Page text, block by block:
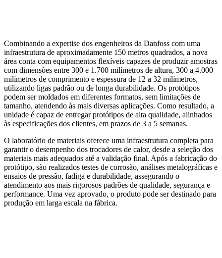
Combinando a expertise dos engenheiros da Danfoss com uma
infraestrutura de aproximadamente 150 metros quadrados, a nova
área conta com equipamentos flexíveis capazes de produzir amostras
com dimensões entre 300 e 1.700 milímetros de altura, 300 a 4.000
milímetros de comprimento e espessura de 12 a 32 milímetros,
utilizando ligas padrão ou de longa durabilidade. Os protótipos
podem ser moldados em diferentes formatos, sem limitações de
tamanho, atendendo às mais diversas aplicações. Como resultado, a
unidade é capaz de entregar protótipos de alta qualidade, alinhados
às especificações dos clientes, em prazos de 3 a 5 semanas.
O laboratório de materiais oferece uma infraestrutura completa para
garantir o desempenho dos trocadores de calor, desde a seleção dos
materiais mais adequados até a validação final. Após a fabricação do
protótipo, são realizados testes de corrosão, análises metalográficas e
ensaios de pressão, fadiga e durabilidade, assegurando o
atendimento aos mais rigorosos padrões de qualidade, segurança e
performance. Uma vez aprovado, o produto pode ser destinado para
produção em larga escala na fábrica.